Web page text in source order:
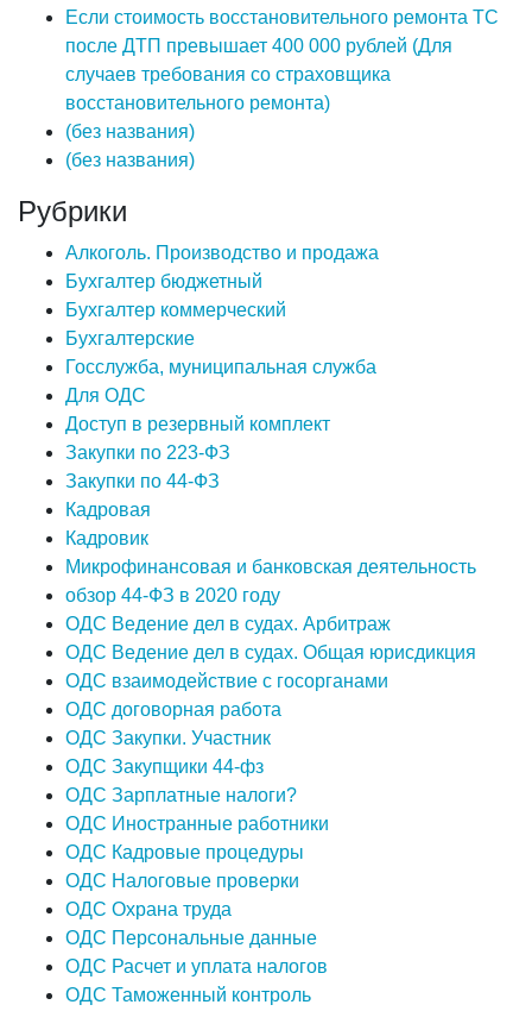
Если стоимость восстановительного ремонта ТС
после ДТП превышает 400 000 рублей (Для
случаев требования со страховщика
восстановительного ремонта)
(без названия)
(без названия)
Рубрики
Алкоголь. Производство и продажа
Бухгалтер бюджетный
Бухгалтер коммерческий
Бухгалтерские
Госслужба, муниципальная служба
Для ОДС
Доступ в резервный комплект
Закупки по 223-ФЗ
Закупки по 44-ФЗ
Кадровая
Кадровик
Микрофинансовая и банковская деятельность
обзор 44-ФЗ в 2020 году
ОДС Ведение дел в судах. Арбитраж
ОДС Ведение дел в судах. Общая юрисдикция
ОДС взаимодействие с госорганами
ОДС договорная работа
ОДС Закупки. Участник
ОДС Закупщики 44-фз
ОДС Зарплатные налоги?
ОДС Иностранные работники
ОДС Кадровые процедуры
ОДС Налоговые проверки
ОДС Охрана труда
ОДС Персональные данные
ОДС Расчет и уплата налогов
ОДС Таможенный контроль